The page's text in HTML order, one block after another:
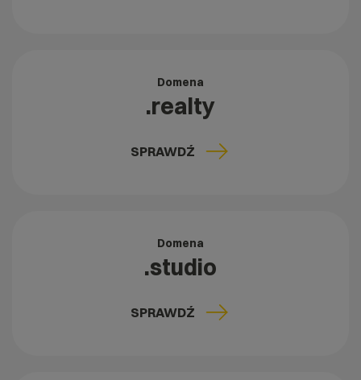
Domena
.realty
SPRAWDŹ
Domena
.studio
SPRAWDŹ